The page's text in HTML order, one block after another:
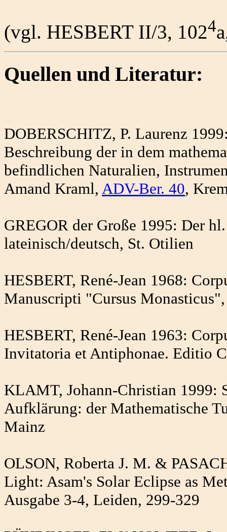
(vgl. HESBERT II/3, 1024
Quellen und Literatur:
DOBERSCHITZ, P. Laurenz
Beschreibung der in dem
befindlichen Naturalien,
Amand Kraml, ADV-Ber. 40,
GREGOR der Große 1995: Der
lateinisch/deutsch, St. Otilien
HESBERT, René-Jean 1968:
Manuscripti "Cursus
HESBERT, René-Jean 1963:
Invitatoria et Antiphonae. Editio
KLAMT, Johann-Christian 1999:
Aufklärung: der Mathematische
Mainz
OLSON, Roberta J. M. &
Light: Asam's Solar Eclipse as
Ausgabe 3-4, Leiden, 299-329